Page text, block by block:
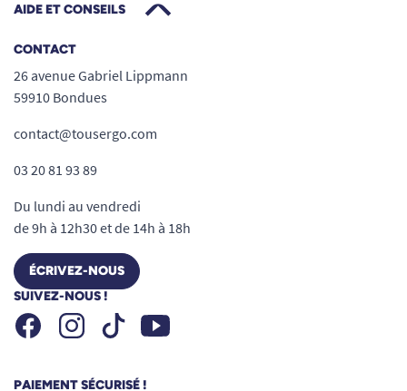
AIDE ET CONSEILS
CONTACT
26 avenue Gabriel Lippmann
59910 Bondues
contact@tousergo.com
03 20 81 93 89
Du lundi au vendredi
de 9h à 12h30 et de 14h à 18h
ÉCRIVEZ-NOUS
SUIVEZ-NOUS !
FacebookInstagramTiktok Youtube
PAIEMENT SÉCURISÉ !